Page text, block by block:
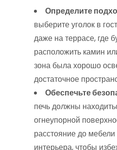
Определите
выберите уголок в
даже на террасе, где
расположить камин
зона была хорошо
достаточное
Обеспечьте
печь должны
огнеупорной
расстояние до
интерьера, чтобы